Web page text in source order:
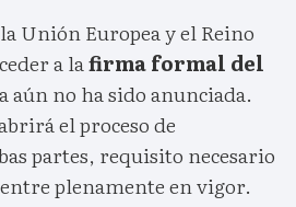
Unión Europea y el Reino
a lafirma formal del
aún no ha sido anunciada.
el proceso de
partes, requisito necesario
plenamente en vigor.